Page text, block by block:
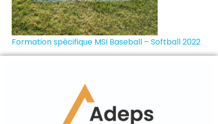
Formation spécifique MSI Baseball – Softball 2022